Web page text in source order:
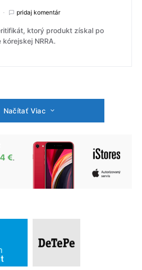
pridaj komentár
ktorý produkt získal po
NRRA.
Načítať Viac